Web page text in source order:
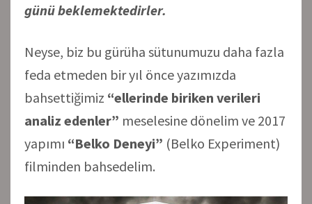
günü beklemektedirler.
Neyse, biz bu gürüha sütunumuzu daha fazla
feda etmeden bir yıl önce yazımızda
bahsettiğimiz “ellerinde biriken verileri
analiz edenler” meselesine dönelim ve 2017
yapımı “Belko Deneyi” (Belko Experiment)
filminden bahsedelim.